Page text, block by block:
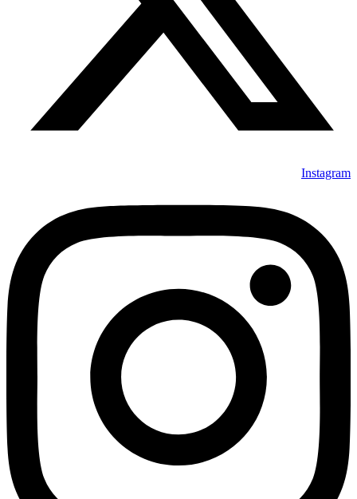
Instagram